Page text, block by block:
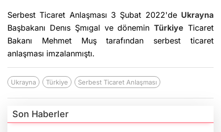
Serbest Ticaret Anlaşması 3 Şubat 2022'de Ukrayna
Başbakanı Denıs Şmıgal ve döneminTürkiye Ticaret
Bakanı Mehmet Muş tarafından serbest ticaret
anlaşması imzalanmıştı.
Ukrayna Türkiye Serbest Ticaret Anlaşması
Son Haberler